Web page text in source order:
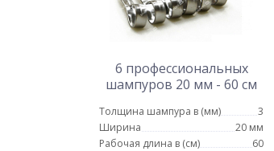
6 профессиональных
шампуров 20 мм - 60 см
Толщина шампура в (мм)
3
Ширина
20 мм
Рабочая длина в (см)
60